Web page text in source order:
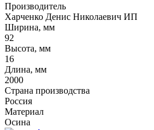
Производитель
Харченко Денис Николаевич ИП
Ширина, мм
92
Высота, мм
16
Длина, мм
2000
Страна производства
Россия
Материал
Осина